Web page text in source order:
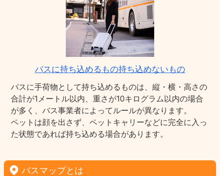
バスに持ち込めるもの持ち込めないもの
バスに手荷物として持ち込めるものは、縦・横・高さの
合計が1メートル以内、重さが10キログラム以内の場合
が多く、バス事業者によってルールが異なります。
ペットは顔を出さず、ペットキャリーなどに完全に入っ
た状態であれば持ち込める場合があります。
バスマップとは